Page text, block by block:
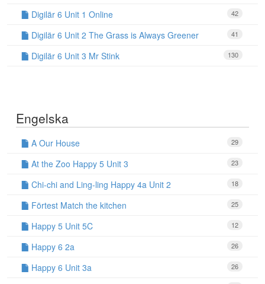
42
Digilär 6 Unit 1 Online
41
Digilär 6 Unit 2 The Grass is Always Greener
130
Digilär 6 Unit 3 Mr Stink
Engelska
29
A Our House
23
At the Zoo Happy 5 Unit 3
18
Chi-chi and Ling-ling Happy 4a Unit 2
25
Förtest Match the kitchen
12
Happy 5 Unit 5C
26
Happy 6 2a
26
Happy 6 Unit 3a